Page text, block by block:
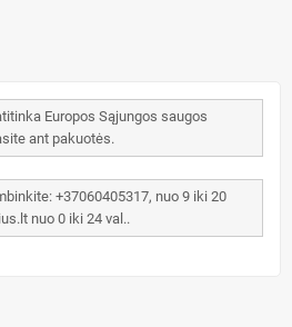
Europos Sąjungos saugos
ant pakuotės.
+37060405317, nuo 9 iki 20
nuo 0 iki 24 val..